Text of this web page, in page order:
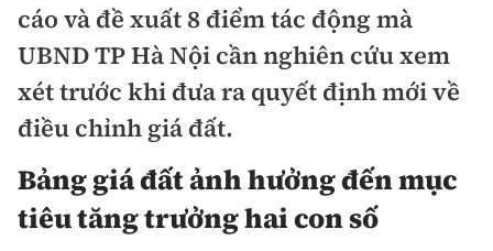
Doanh nghiệp
Doanh nhân
Thị trường
Điểm tin
Mua bán
Giới thiệu dự án
Dự án
Đất nền
Nội thất - ngoại thất
Xu hướng tiêu dùng
Nhà đẹp
cáo và đề xuất 8 điểm tác động mà
UBND TP Hà Nội cần nghiên cứu xem
xét trước khi đưa ra quyết định mới về
điều chỉnh giá đất.
Bảng giá đất ảnh hưởng đến mục
tiêu tăng trưởng hai con số